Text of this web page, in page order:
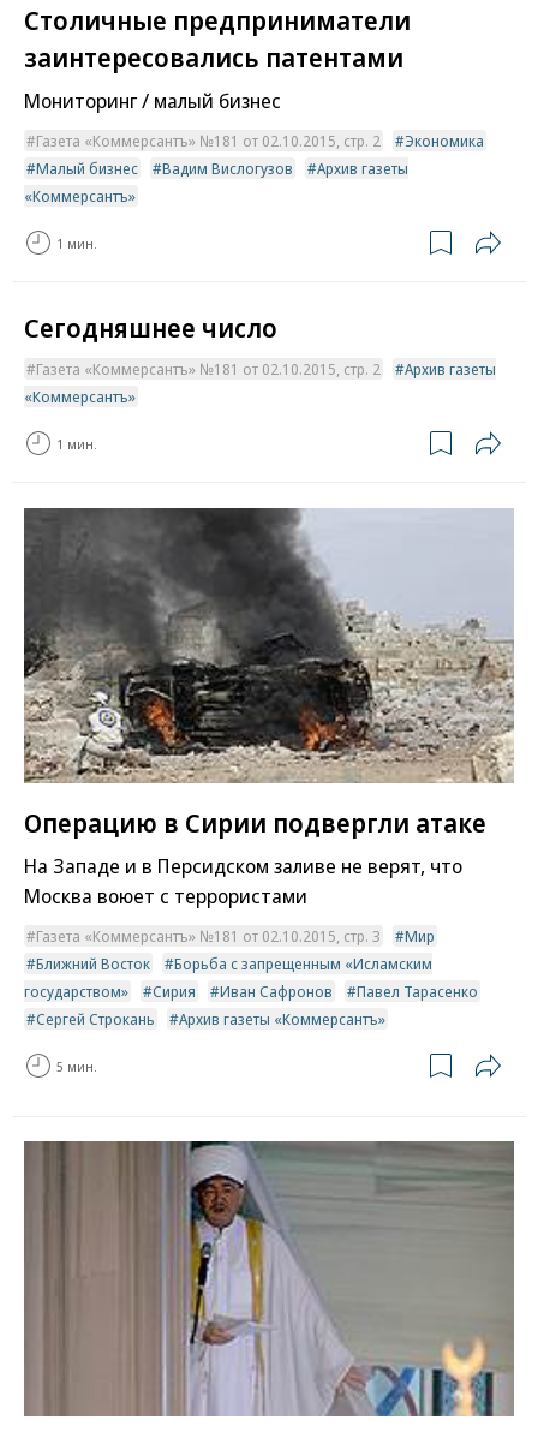
Столичные предприниматели
заинтересовались патентами
Мониторинг / малый бизнес
Газета «Коммерсантъ» №181 от 02.10.2015, стр. 2
Экономика
Малый бизнес
Вадим Вислогузов
Архив газеты
«Коммерсантъ»
1 мин.
Сегодняшнее число
Газета «Коммерсантъ» №181 от 02.10.2015, стр. 2
Архив газеты
«Коммерсантъ»
1 мин.
Операцию в Сирии подвергли атаке
На Западе и в Персидском заливе не верят, что
Москва воюет с террористами
Газета «Коммерсантъ» №181 от 02.10.2015, стр. 3
Мир
Ближний Восток
Борьба с запрещенным «Исламским
государством»
Сирия Иван Сафронов
Павел Тарасенко
Сергей Строкань
Архив газеты «Коммерсантъ»
5 мин.